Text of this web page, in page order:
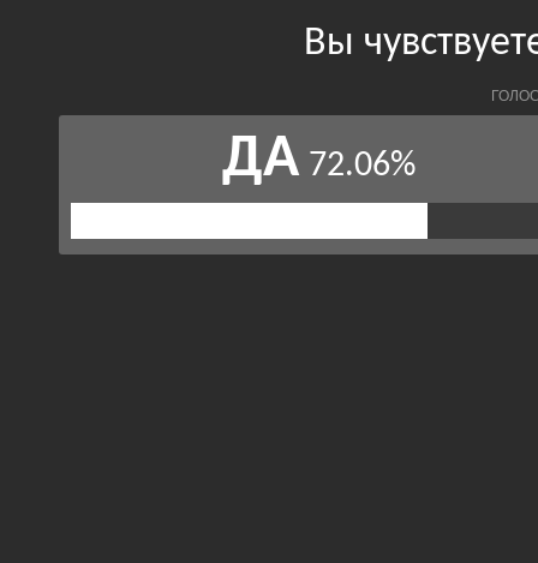
Вы
ДА 72.06%